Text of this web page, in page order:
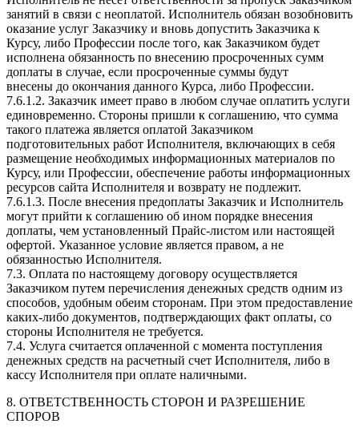
занятий в связи с неоплатой. Исполнитель обязан возобновить
оказание услуг Заказчику и вновь допустить Заказчика к
Курсу, либо Профессии после того, как Заказчиком будет
исполнена обязанность по внесению просроченных сумм
доплаты в случае, если просроченные суммы будут
внесены до окончания данного Курса, либо Профессии.
7.6.1.2. Заказчик имеет право в любом случае оплатить услуги
единовременно. Стороны пришли к соглашению, что сумма
такого платежа является оплатой Заказчиком
подготовительных работ Исполнителя, включающих в себя
размещение необходимых информационных материалов по
Курсу, или Профессии, обеспечение работы информационных
ресурсов сайта Исполнителя и возврату не подлежит.
7.6.1.3. После внесения предоплаты Заказчик и Исполнитель
могут прийти к соглашению об ином порядке внесения
доплаты, чем установленный Прайс-листом или настоящей
офертой. Указанное условие является правом, а не
обязанностью Исполнителя.
7.3. Оплата по настоящему договору осуществляется
Заказчиком путем перечисления денежных средств одним из
способов, удобным обеим сторонам. При этом предоставление
каких-либо документов, подтверждающих факт оплаты, со
стороны Исполнителя не требуется.
7.4. Услуга считается оплаченной с момента поступления
денежных средств на расчетный счет Исполнителя, либо в
кассу Исполнителя при оплате наличными.
8. ОТВЕТСТВЕННОСТЬ СТОРОН И РАЗРЕШЕНИЕ
СПОРОВ